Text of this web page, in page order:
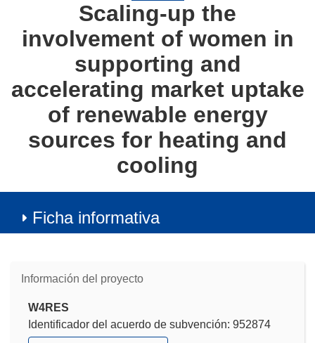
Scaling-up the
involvement of women in
supporting and
accelerating market uptake
of renewable energy
sources for heating and
cooling
Ficha informativa
Información del proyecto
W4RES
Identificador del acuerdo de subvención: 952874